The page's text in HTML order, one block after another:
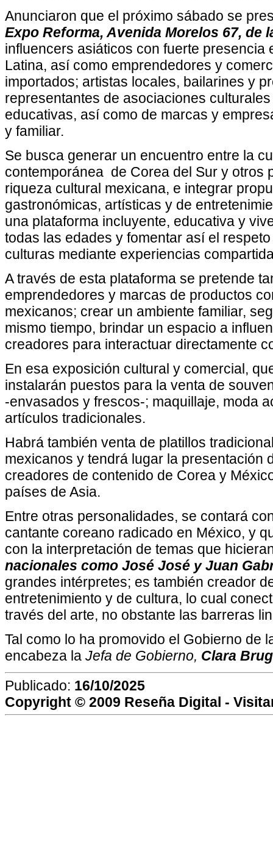
Anunciaron que el próximo sábado se
Expo Reforma, Avenida Morelos 67, de
influencers asiáticos con fuerte presencia
Latina, así como emprendedores y
importados; artistas locales, bailarines y
representantes de asociaciones
educativas, así como de marcas y
y familiar.
Se busca generar un encuentro entre la
contemporánea de Corea del Sur y otros
riqueza cultural mexicana, e integrar
gastronómicas, artísticas y de
una plataforma incluyente, educativa y
todas las edades y fomentar así el
culturas mediante experiencias
A través de esta plataforma se pretende
emprendedores y marcas de productos
mexicanos; crear un ambiente familiar,
mismo tiempo, brindar un espacio a
creadores para interactuar directamente
En esa exposición cultural y comercial,
instalarán puestos para la venta de
-envasados y frescos-; maquillaje, moda
artículos tradicionales.
Habrá también venta de platillos
mexicanos y tendrá lugar la presentación
creadores de contenido de Corea y
países de Asia.
Entre otras personalidades, se contará
cantante coreano radicado en México, y
con la interpretación de temas que
nacionales como José José y Juan
grandes intérpretes; es también creador
entretenimiento y de cultura, lo cual
través del arte, no obstante las barreras
Tal como lo ha promovido el Gobierno de
encabeza la Jefa de Gobierno, Clara
Publicado: 16/10/2025
Copyright © 2009 Reseña Digital -